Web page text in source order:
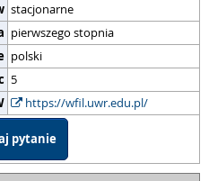
stacjonarne
pierwszego stopnia
polski
5
https://wfil.uwr.edu.pl/
pytanie